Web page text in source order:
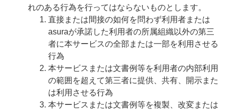
れのある行為を行ってはならないものとします。
直接または間接の如何を問わず利用者または
asuraが承諾した利用者の所属組織以外の第三
者に本サービスの全部または一部を利用させる
行為
本サービスまたは文書例等を利用者の内部利用
の範囲を超えて第三者に提供、共有、開示また
は利用させる行為
本サービスまたは文書例等を複製、改変または